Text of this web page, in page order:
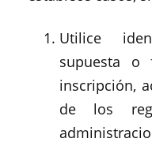
Utilice
supuesta
inscripción,
de los